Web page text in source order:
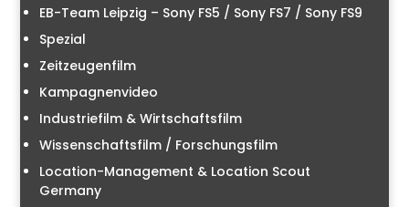
EB-Team Leipzig – Sony FS5 / Sony FS7 / Sony FS9
Spezial
Zeitzeugenfilm
Kampagnenvideo
Industriefilm & Wirtschaftsfilm
Wissenschaftsfilm / Forschungsfilm
Location-Management & Location Scout
Germany